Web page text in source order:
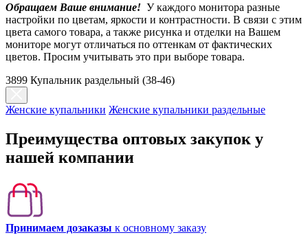
Обращаем Ваше внимание! У каждого монитора разные
настройки по цветам, яркости и контрастности. В связи с этим
цвета самого товара, а также рисунка и отделки на Вашем
мониторе могут отличаться по оттенкам от фактических
цветов. Просим учитывать это при выборе товара.
3899 Купальник раздельный (38-46)
Женские купальники Женские купальники раздельные
Преимущества оптовых закупок у
нашей компании
Принимаем дозаказы к основному заказу